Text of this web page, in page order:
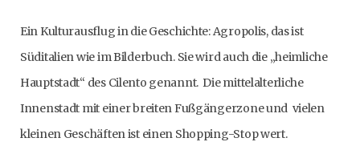
Ein Kulturausflug in die Geschichte: Agropolis, das ist
Süditalien wie im Bilderbuch. Sie wird auch die „heimliche
Hauptstadt“ des Cilento genannt. Die mittelalterliche
Innenstadt mit einer breiten Fußgängerzone und vielen
kleinen Geschäften ist einen Shopping-Stop wert.